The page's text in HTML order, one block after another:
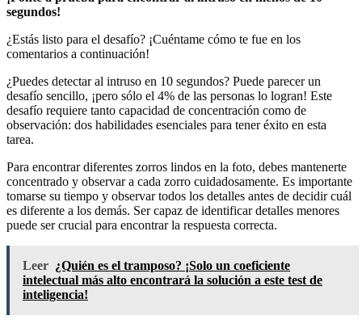
segundos!
¿Estás listo para el desafío? ¡Cuéntame cómo te fue en los
comentarios a continuación!
¿Puedes detectar al intruso en 10 segundos? Puede parecer un
desafío sencillo, ¡pero sólo el 4% de las personas lo logran! Este
desafío requiere tanto capacidad de concentración como de
observación: dos habilidades esenciales para tener éxito en esta
tarea.
Para encontrar diferentes zorros lindos en la foto, debes mantenerte
concentrado y observar a cada zorro cuidadosamente. Es importante
tomarse su tiempo y observar todos los detalles antes de decidir cuál
es diferente a los demás. Ser capaz de identificar detalles menores
puede ser crucial para encontrar la respuesta correcta.
Leer ¿Quién es el tramposo? ¡Solo un coeficiente
intelectual más alto encontrará la solución a este test de
inteligencia!